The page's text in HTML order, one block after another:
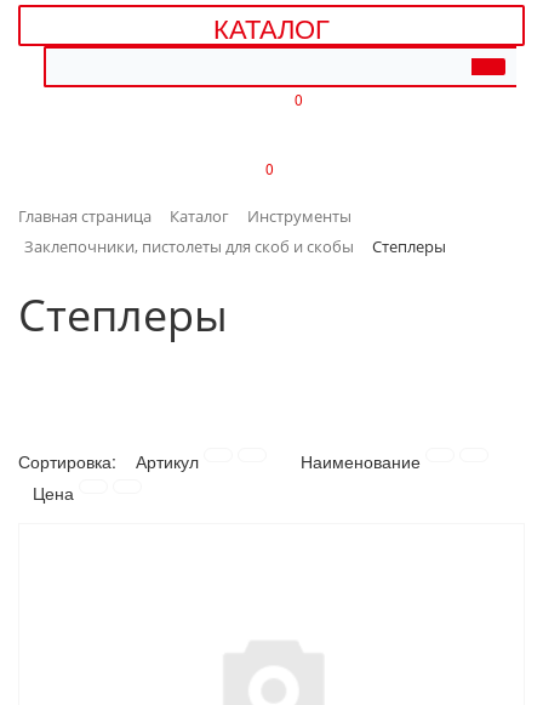
ДЕТСКИЕ ТОВАРЫ
ИНТЕРЬЕР
ЛАКОКРАСОЧНЫЕ МАТЕРИАЛЫ
КАТАЛОГ
0
0
Главная страница Каталог
Инструменты
Заклепочники, пистолеты для скоб и скобы
Степлеры
Степлеры
Сортировка: Артикул
Наименование
Цена